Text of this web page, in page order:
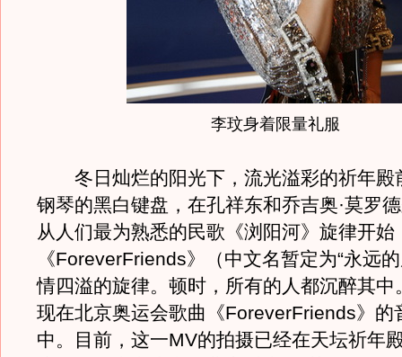
李玟身着限量礼服
冬日灿烂的阳光下，流光溢彩的祈年殿
钢琴的黑白键盘，在孔祥东和乔吉奥·莫罗
从人们最为熟悉的民歌《浏阳河》旋律开始
《ForeverFriends》（中文名暂定为“永远
情四溢的旋律。顿时，所有的人都沉醉其中
现在北京奥运会歌曲《ForeverFriends》的
中。目前，这一MV的拍摄已经在天坛祈年